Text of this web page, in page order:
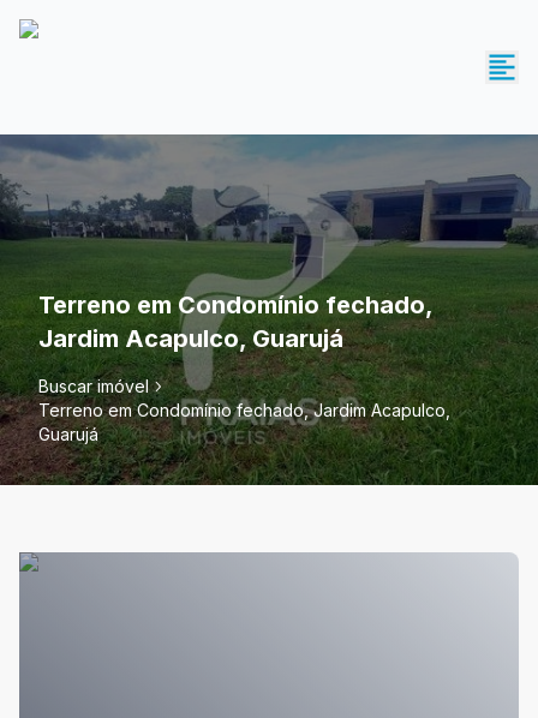
Terreno em Condomínio fechado,
Jardim Acapulco, Guarujá
Buscar imóvel
Terreno em Condomínio fechado, Jardim Acapulco,
Guarujá